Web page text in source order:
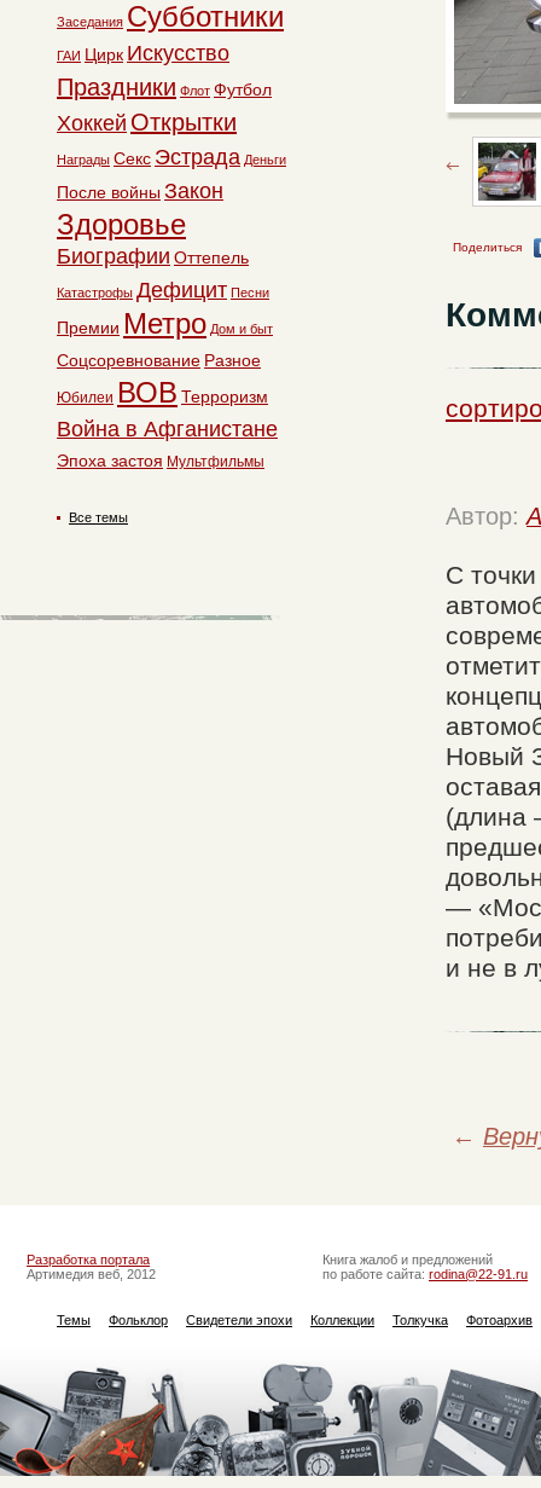
Поделиться
Автор:
С
Новый
(длина
—
и не в
←
Заседания Субботники
ГАИ Цирк Искусство
Праздники Флот Футбол
Хоккей Открытки
Награды Секс Эстрада Деньги
После войны Закон
Здоровье
Биографии Оттепель
Катастрофы Дефицит Песни
Премии Метро Дом и быт
Соцсоревнование Разное
Юбилеи ВОВ Терроризм
Война в Афганистане
Эпоха застоя Мультфильмы
Все темы
Разработка портала
Артимедия веб, 2012
Книга жалоб и предложений
по работе сайта: rodina@22-91.ru
Темы Фольклор Свидетели эпохи Коллекции Толкучка Фотоархив